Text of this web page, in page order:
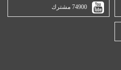
74900 مشترك